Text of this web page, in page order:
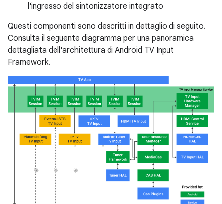
l'ingresso del sintonizzatore integrato
Questi componenti sono descritti in dettaglio di seguito.
Consulta il seguente diagramma per una panoramica
dettagliata dell'architettura di Android TV Input
Framework.